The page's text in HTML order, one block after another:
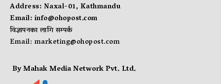
Address: Naxal-01, Kathmandu
Email:info@ohopost.com
विज्ञापनका लागि सम्पर्क
Email:marketing@ohopost.com
By Mahak Media Network Pvt. Ltd.